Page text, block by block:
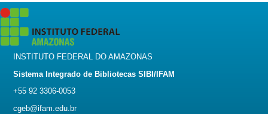
INSTITUTO FEDERAL DO AMAZONAS
Sistema Integrado de Bibliotecas SIBI/IFAM
+55 92 3306-0053
cgeb@ifam.edu.br